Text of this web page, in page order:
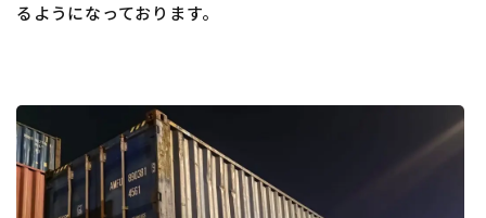
るようになっております。